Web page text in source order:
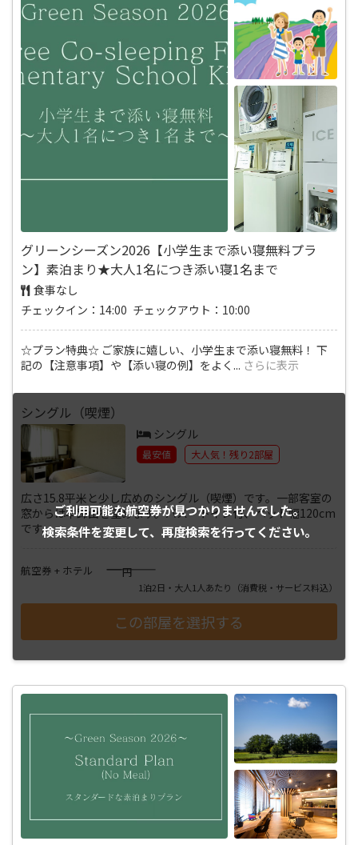
グリーンシーズン2026【小学生まで添い寝無料プラ
ン】素泊まり★大人1名につき添い寝1名まで
食事なし
チェックイン：14:00 チェックアウト：10:00
☆プラン特典☆ ご家族に嬉しい、小学生まで添い寝無料！ 下
記の【注意事項】や【添い寝の例】をよく ... さらに表示
ご利用可能な航空券が見つかりませんでした。
検索条件を変更して、 再度検索を行ってください。
シングル（喫煙）
シングル
最安値 大人気！残り2部屋
広さ15.8平米と少し広めのシングル（喫煙）です。一部客室の
窓からは羊蹄山を望めます。バス・トイレ付、ベッド幅120cm
です。
航空券 + ホテル ――――円
1泊2日・大人1人あたり （消費税・サービス料込）